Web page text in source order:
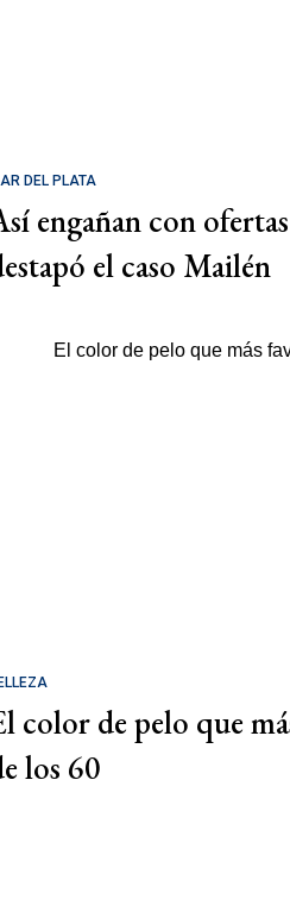
DEL PLATA
engañan con
el caso Mailén
color de pelo que
los 60